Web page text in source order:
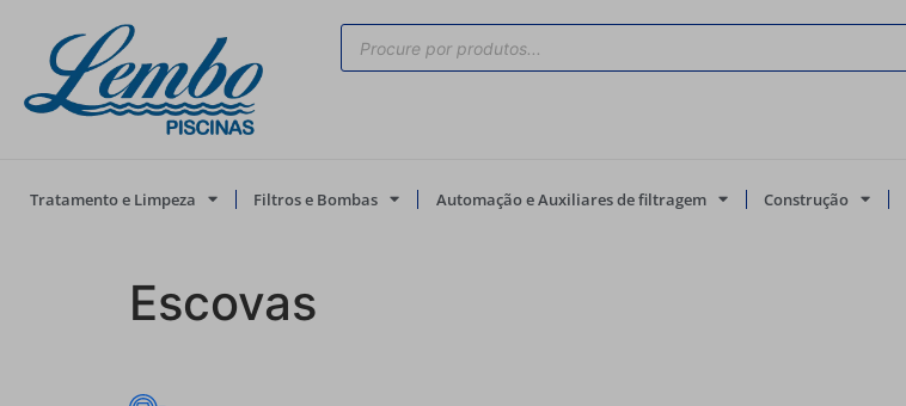
Tratamento e Limpeza Filtros e Bombas Automação e Auxiliares de filtragem Construção
Escovas